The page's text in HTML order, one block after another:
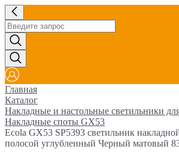
Главная
Каталог
Накладные и настольные светильники
Накладные споты GX53
Ecola GX53 SP5393 светильник
полосой углубленный Черный матовый